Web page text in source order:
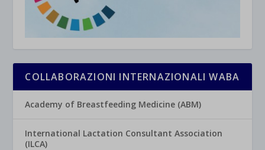
COLLABORAZIONI INTERNAZIONALI WABA
Academy of Breastfeeding Medicine (ABM)
International Lactation Consultant Association
(ILCA)